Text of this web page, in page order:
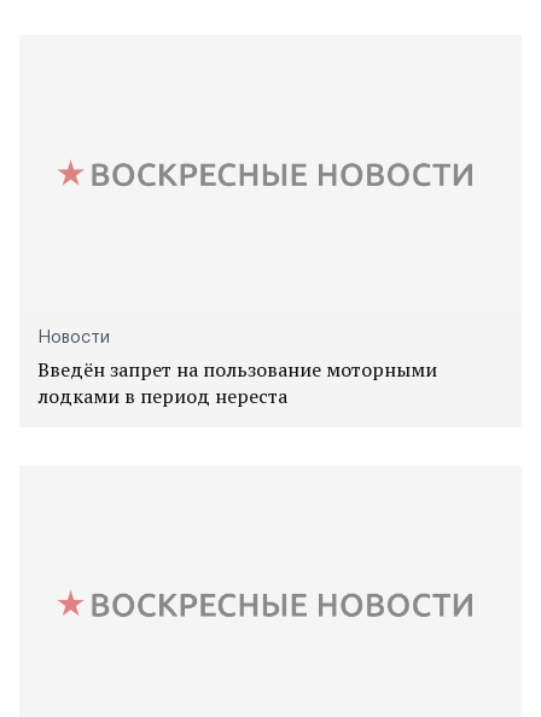
Новости
Введён запрет на пользование моторными
лодками в период нереста